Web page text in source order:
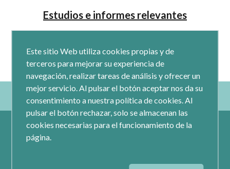
Estudios e informes relevantes
Este sitio Web utiliza cookies propias y de
terceros para mejorar su experiencia de
navegación, realizar tareas de análisis y ofrecer un
mejor servicio. Al pulsar el botón aceptar nos da su
consentimiento a nuestra política de cookies. Al
pulsar el botón rechazar, solo se almacenan las
cookies necesarias para el funcionamiento de la
página.